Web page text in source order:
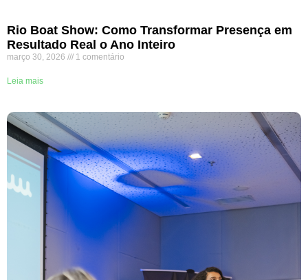
Rio Boat Show: Como Transformar Presença em
Resultado Real o Ano Inteiro
março 30, 2026 1 comentário
Leia mais